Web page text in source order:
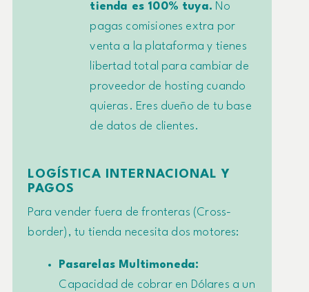
tienda es 100% tuya. No
pagas comisiones extra por
venta a la plataforma y tienes
libertad total para cambiar de
proveedor de hosting cuando
quieras. Eres dueño de tu base
de datos de clientes.
LOGÍSTICA INTERNACIONAL Y
PAGOS
Para vender fuera de fronteras (Cross-
border), tu tienda necesita dos motores:
Pasarelas Multimoneda:
Capacidad de cobrar en Dólares a un